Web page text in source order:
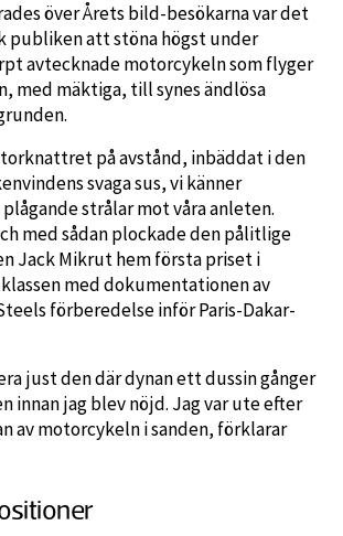
över Årets bild-besökarna var det
publiken att stöna högst under
avtecknade motorcykeln som flyger
med mäktiga, till synes ändlösa
på avstånd, inbäddat i den
svaga sus, vi känner
strålar mot våra anleten.
med sådan plockade den pålitlige
Jack Mikrut hem första priset i
med dokumentationen av
förberedelse inför Paris-Dakar-
just den där dynan ett dussin gånger
innan jag blev nöjd. Jag var ute efter
av motorcykeln i sanden, förklarar